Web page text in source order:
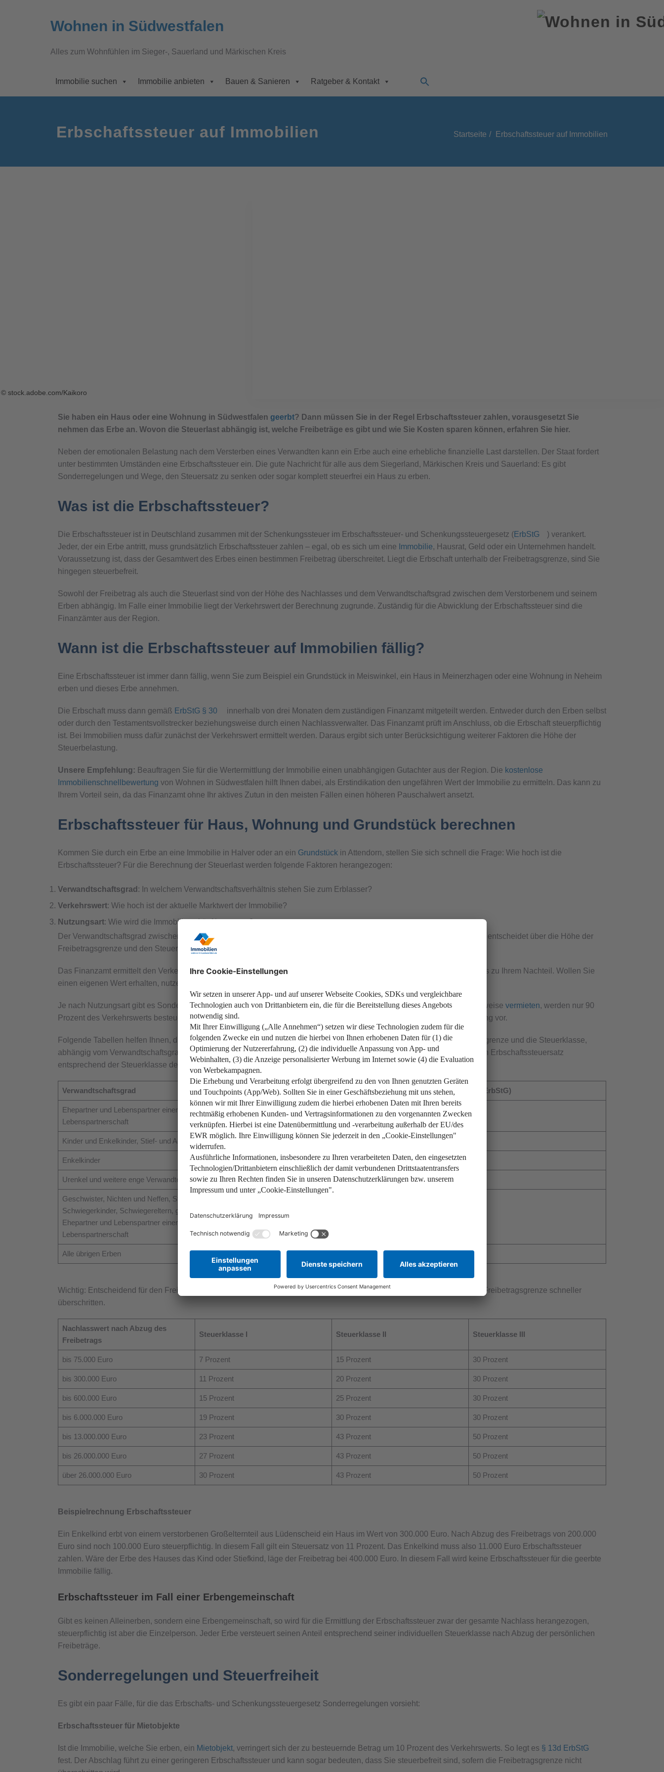
Wohnen in Südwestfalen
Alles zum Wohnfühlen im Sieger-, Sauerland und Märkischen Kreis
Immobilie suchen Immobilie anbieten Bauen & Sanieren Ratgeber & Kontakt
Erbschaftssteuer auf Immobilien Startseite Erbschaftssteuer auf Immobilien
© stock.adobe.com/Kaikoro
Sie haben ein Haus oder eine Wohnung in Südwestfalen geerbt? Dann müssen Sie in der Regel Erbschaftssteuer zahlen, vorausgesetzt Sie
nehmen das Erbe an. Wovon die Steuerlast abhängig ist, welche Freibeträge es gibt und wie Sie Kosten sparen können, erfahren Sie hier.
Neben der emotionalen Belastung nach dem Versterben eines Verwandten kann ein Erbe auch eine erhebliche finanzielle Last darstellen. Der Staat fordert
unter bestimmten Umständen eine Erbschaftssteuer ein. Die gute Nachricht für alle aus dem Siegerland, Märkischen Kreis und Sauerland: Es gibt
Sonderregelungen und Wege, den Steuersatz zu senken oder sogar komplett steuerfrei ein Haus zu erben.
Was ist die Erbschaftssteuer?
Die Erbschaftssteuer ist in Deutschland zusammen mit der Schenkungssteuer im Erbschaftssteuer- und Schenkungssteuergesetz (ErbStG
) verankert.
Jeder, der ein Erbe antritt, muss grundsätzlich Erbschaftssteuer zahlen – egal, ob es sich um eine Immobilie, Hausrat, Geld oder ein Unternehmen handelt.
Voraussetzung ist, dass der Gesamtwert des Erbes einen bestimmen Freibetrag überschreitet. Liegt die Erbschaft unterhalb der Freibetragsgrenze, sind Sie
hingegen steuerbefreit.
Sowohl der Freibetrag als auch die Steuerlast sind von der Höhe des Nachlasses und dem Verwandtschaftsgrad zwischen dem Verstorbenem und seinem
Erben abhängig. Im Falle einer Immobilie liegt der Verkehrswert der Berechnung zugrunde. Zuständig für die Abwicklung der Erbschaftssteuer sind die
Finanzämter aus der Region.
Wann ist die Erbschaftssteuer auf Immobilien fällig?
Eine Erbschaftssteuer ist immer dann fällig, wenn Sie zum Beispiel ein Grundstück in Meiswinkel, ein Haus in Meinerzhagen oder eine Wohnung in Neheim
erben und dieses Erbe annehmen.
Die Erbschaft muss dann gemäß ErbStG § 30
innerhalb von drei Monaten dem zuständigen Finanzamt mitgeteilt werden. Entweder durch den Erben selbst
oder durch den Testamentsvollstrecker beziehungsweise durch einen Nachlassverwalter. Das Finanzamt prüft im Anschluss, ob die Erbschaft steuerpflichtig
ist. Bei Immobilien muss dafür zunächst der Verkehrswert ermittelt werden. Daraus ergibt sich unter Berücksichtigung weiterer Faktoren die Höhe der
Steuerbelastung.
Unsere Empfehlung: Beauftragen Sie für die Wertermittlung der Immobilie einen unabhängigen Gutachter aus der Region. Die kostenlose
Immobilienschnellbewertung von Wohnen in Südwestfalen hilft Ihnen dabei, als Erstindikation den ungefähren Wert der Immobilie zu ermitteln. Das kann zu
Ihrem Vorteil sein, da das Finanzamt ohne Ihr aktives Zutun in den meisten Fällen einen höheren Pauschalwert ansetzt.
Erbschaftssteuer für Haus, Wohnung und Grundstück berechnen
Kommen Sie durch ein Erbe an eine Immobilie in Halver oder an ein Grundstück in Attendorn, stellen Sie sich schnell die Frage: Wie hoch ist die
Erbschaftssteuer? Für die Berechnung der Steuerlast werden folgende Faktoren herangezogen:
Verwandtschaftsgrad : In welchem Verwandtschaftsverhältnis stehen Sie zum Erblasser?
Verkehrswert: Wie hoch ist der aktuelle Marktwert der Immobilie?
Nutzungsart: Wie wird die Immobilie zukünftig genutzt?
Der Verwandtschaftsgrad zwischen Erbe und Erblasser ist Grundlage für die Einstufung der Steuerklasse. Diese wiederum entscheidet über die Höhe der
Freibetragsgrenze und den Steuersatz.
Das Finanzamt ermittelt den Verkehrswert einer Immobilie mithilfe eines standardisierten Verfahrens. In vielen Fällen ist das zu Ihrem Nachteil. Wollen Sie
einen eigenen Wert erhalten, nutzen Sie unsere
Je nach Nutzungsart gibt es Sonderregelungen für die Erbschaftssteuer. Wollen Sie die Immobilie in Gosenbach beispielsweise vermieten, werden nur 90
Prozent des Verkehrswerts besteuert. Bei Selbstnutzung sieht der Gesetzgeber unter Umständen sogar eine Steuerbefreiung vor.
Folgende Tabellen helfen Ihnen, die Höhe der Erbschaftssteuer zu berechnen. Tabelle 1 gibt Auskunft über die Freibetragsgrenze und die Steuerklasse,
abhängig vom Verwandtschaftsgrad. Je enger das Verhältnis zum Erblasser, desto höher der Freibetrag. Tabelle 2 zeigt den Erbschaftssteuersatz
entsprechend der Steuerklasse des Erben.
Verwandtschaftsgrad Steuerklasse (§ 15 ErbStG) Freibetrag (§ 16 ErbStG)
Ehepartner und Lebenspartner einer eingetragenen
Lebenspartnerschaft
I 500.000 Euro
Kinder und Enkelkinder, Stief- und Adoptivkinder I 400.000 Euro
Enkelkinder I 200.000 Euro
Urenkel und weitere enge Verwandte I 100.000 Euro
Geschwister, Nichten und Neffen, Stiefeltern,
Schwiegerkinder, Schwiegereltern, geschiedene
Ehepartner und Lebenspartner einer aufgehobenen
Lebenspartnerschaft
II
Alle übrigen Erben
Wichtig: Entscheidend für den Freibetrag ist das gesamte Erbe. Zählen also weitere Vermögensgegenstände dazu, ist die Freibetragsgrenze schneller
überschritten.
Nachlasswert nach Abzug des
Freibetrags
Steuerklasse I Steuerklasse II Steuerklasse III
bis 75.000 Euro 7 Prozent 15 Prozent 30 Prozent
bis 300.000 Euro 11 Prozent 20 Prozent 30 Prozent
bis 600.000 Euro 15 Prozent 25 Prozent 30 Prozent
bis 6.000.000 Euro 19 Prozent 30 Prozent 30 Prozent
bis 13.000.000 Euro 23 Prozent 43 Prozent 50 Prozent
bis 26.000.000 Euro 27 Prozent 43 Prozent 50 Prozent
über 26.000.000 Euro 30 Prozent 43 Prozent 50 Prozent
Beispielrechnung Erbschaftssteuer
Ein Enkelkind erbt von einem verstorbenen Großelternteil aus Lüdenscheid ein Haus im Wert von 300.000 Euro. Nach Abzug des Freibetrags von 200.000
Euro sind noch 100.000 Euro steuerpflichtig. In diesem Fall gilt ein Steuersatz von 11 Prozent. Das Enkelkind muss also 11.000 Euro Erbschaftssteuer
zahlen. Wäre der Erbe des Hauses das Kind oder Stiefkind, läge der Freibetrag bei 400.000 Euro. In diesem Fall wird keine Erbschaftssteuer für die geerbte
Immobilie fällig.
Erbschaftssteuer im Fall einer Erbengemeinschaft
Gibt es keinen Alleinerben, sondern eine Erbengemeinschaft, so wird für die Ermittlung der Erbschaftssteuer zwar der gesamte Nachlass herangezogen,
steuerpflichtig ist aber die Einzelperson. Jeder Erbe versteuert seinen Anteil entsprechend seiner individuellen Steuerklasse nach Abzug der persönlichen
Freibeträge.
Sonderregelungen und Steuerfreiheit
Es gibt ein paar Fälle, für die das Erbschafts- und Schenkungssteuergesetz Sonderregelungen vorsieht:
Erbschaftssteuer für Mietobjekte
Ist die Immobilie, welche Sie erben, ein Mietobjekt, verringert sich der zu besteuernde Betrag um 10 Prozent des Verkehrswerts. So legt es § 13d ErbStG
fest. Der Abschlag führt zu einer geringeren Erbschaftssteuer und kann sogar bedeuten, dass Sie steuerbefreit sind, sofern die Freibetragsgrenze nicht